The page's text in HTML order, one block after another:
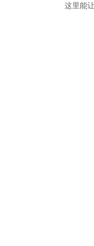
这里能